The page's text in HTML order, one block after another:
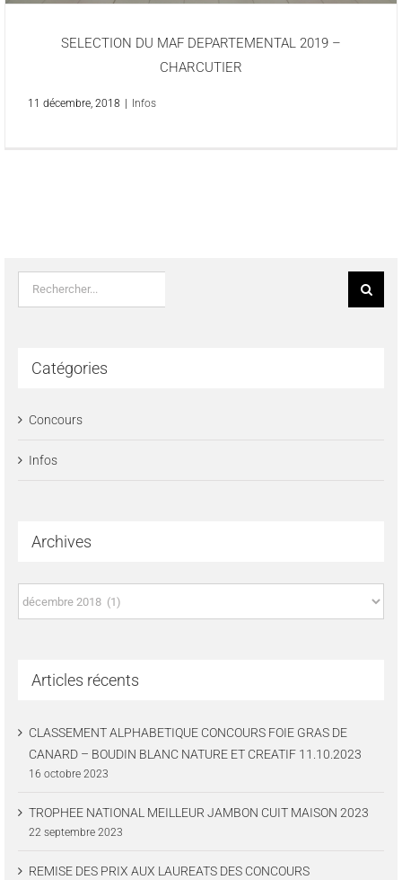
SELECTION DU MAF DEPARTEMENTAL 2019 –
CHARCUTIER
11 décembre, 2018 | Infos
Rechercher:
Catégories
Concours
Infos
Archives
Archives
Articles récents
CLASSEMENT ALPHABETIQUE CONCOURS FOIE GRAS DE
CANARD – BOUDIN BLANC NATURE ET CREATIF 11.10.2023
16 octobre 2023
TROPHEE NATIONAL MEILLEUR JAMBON CUIT MAISON 2023
22 septembre 2023
REMISE DES PRIX AUX LAUREATS DES CONCOURS